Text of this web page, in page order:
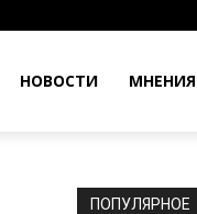
НОВОСТИ МНЕНИЯ
ПОПУЛЯРНОЕ